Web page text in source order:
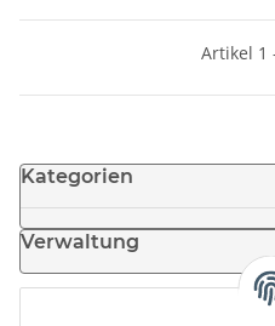
Artikel 1
Kategorien
Verwaltung